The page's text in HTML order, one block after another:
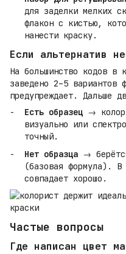
для заделки мелких
флакон с кистью,
нанести краску.
Если альтернатив
На большинство кодов в
заведено 2–5 вариантов
предупреждает. Дальше
Есть образец →
визуально или
точный.
Нет образца →
(базовая формула). В
совпадает хорошо.
Частые вопросы
Где написан цвет